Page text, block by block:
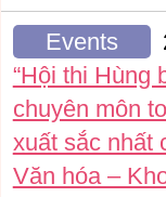
Events
“Hội thi Hùng
chuyên môn
xuất sắc nhất
Văn hóa –